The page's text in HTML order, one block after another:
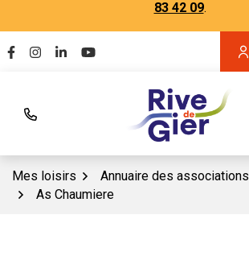
83 42 09.
Lien vers le compte Facebook
Lien vers le compte Instagram
Lien vers le compte Linkedin
Lien vers la chaîne Youtube
Mes loisirs
Annuaire des associations
As Chaumiere